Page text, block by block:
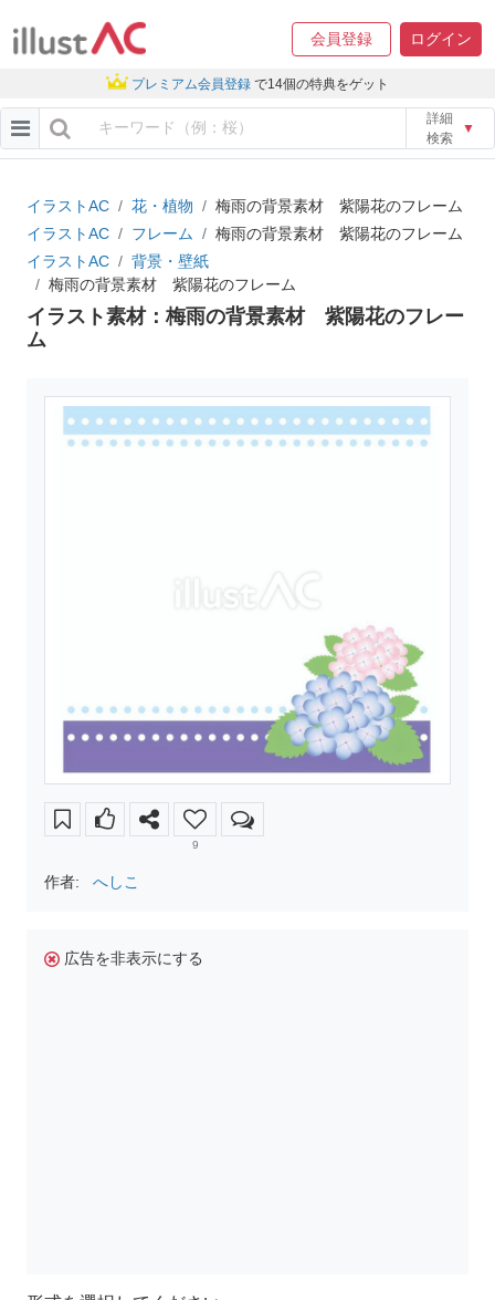
会員登録 ログイン
プレミアム会員登録 で14個の特典をゲット
詳細
検索
▼
イラストAC 花・植物
梅雨の背景素材 紫陽花のフレーム
イラストAC
フレーム
梅雨の背景素材 紫陽花のフレーム
イラストAC
背景・壁紙
梅雨の背景素材 紫陽花のフレーム
イラスト素材：梅雨の背景素材 紫陽花のフレー
ム
9
作者: へしこ
広告を非表示にする